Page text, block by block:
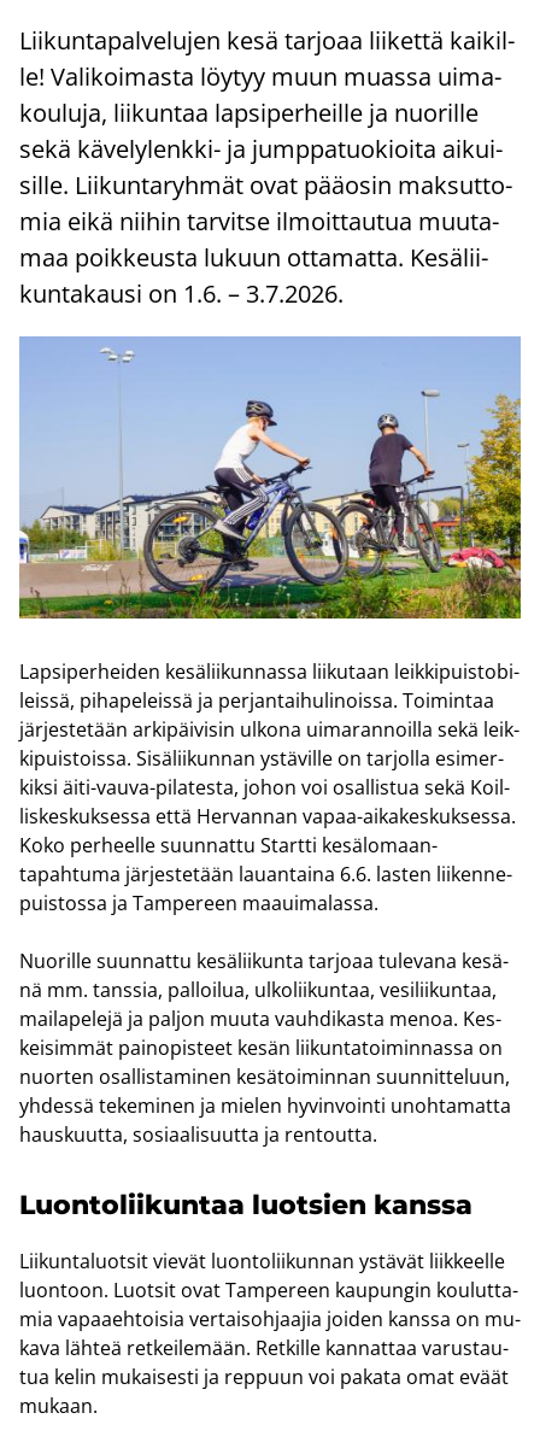
Lii­kun­ta­pal­ve­lu­jen kesä tar­jo­aa lii­ket­tä kai­kil­
le! Va­li­koi­mas­ta löy­tyy muun muas­sa ui­ma­
kou­lu­ja, lii­kun­taa lap­si­per­heil­le ja nuo­ril­le
sekä kävelylenkki-​ ja jump­pa­tuo­kioi­ta ai­kui­
sil­le. Lii­kun­ta­ryh­mät ovat pää­osin mak­sut­to­
mia eikä nii­hin tar­vit­se il­moit­tau­tua muu­ta­
maa poik­keus­ta lu­kuun ot­ta­mat­ta. Ke­sä­lii­
kun­ta­kausi on 1.6. – 3.7.2026.
Lap­si­per­hei­den ke­sä­lii­kun­nas­sa lii­ku­taan leik­ki­puis­to­bi­
leis­sä, pi­ha­pe­leis­sä ja per­jan­tai­hu­li­nois­sa. Toi­min­taa
jär­jes­te­tään ar­ki­päi­vi­sin ul­ko­na ui­ma­ran­noil­la sekä leik­
ki­puis­tois­sa. Si­sä­lii­kun­nan ys­tä­vil­le on tar­jol­la esi­mer­
kik­si äiti-​vauva-pilatesta, johon voi osal­lis­tua sekä Koil­
lis­kes­kuk­ses­sa että Her­van­nan vapaa-​aikakeskuksessa.
Koko per­heel­le suun­nat­tu Start­ti kesälomaan-​
tapahtuma jär­jes­te­tään lau­an­tai­na 6.6. las­ten lii­ken­ne­
puis­tos­sa ja Tam­pe­reen maa­ui­ma­las­sa.
Nuo­ril­le suun­nat­tu ke­sä­lii­kun­ta tar­jo­aa tu­le­va­na ke­sä­
nä mm. tans­sia, pal­loi­lua, ul­ko­lii­kun­taa, ve­si­lii­kun­taa,
mai­la­pe­le­jä ja pal­jon muuta vauh­di­kas­ta menoa. Kes­
kei­sim­mät pain­opis­teet kesän lii­kun­ta­toi­min­nas­sa on
nuor­ten osal­lis­ta­mi­nen ke­sä­toi­min­nan suun­nit­te­luun,
yh­des­sä te­ke­mi­nen ja mie­len hy­vin­voin­ti unoh­ta­mat­ta
haus­kuut­ta, so­si­aa­li­suut­ta ja ren­tout­ta.
Luon­to­lii­kun­taa luot­sien kans­sa
Lii­kun­ta­luot­sit vie­vät luon­to­lii­kun­nan ys­tä­vät liik­keel­le
luon­toon. Luot­sit ovat Tam­pe­reen kau­pun­gin kou­lut­ta­
mia va­paa­eh­toi­sia ver­tai­soh­jaa­jia joi­den kans­sa on mu­
ka­va läh­teä ret­kei­le­mään. Ret­kil­le kan­nat­taa va­rus­tau­
tua kelin mu­kai­ses­ti ja rep­puun voi pa­ka­ta omat eväät
mu­kaan.